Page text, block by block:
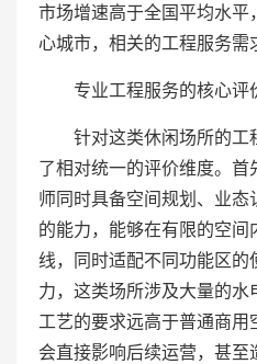
市场增速高于全国平均水
心城市，相关的工程服务需
专业工程服务的核心评
针对这类休闲场所的工
了相对统一的评价维度。
师同时具备空间规划、业
的能力，能够在有限的空
线，同时适配不同功能区
力，这类场所涉及大量的
工艺的要求远高于普通商
会直接影响后续运营，甚